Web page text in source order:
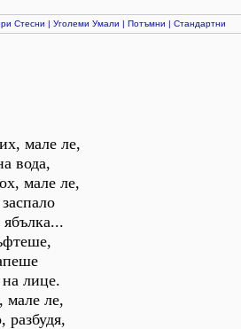
Стесни | Уголеми Умали | Потъмни | Стандартни
мале ле,
вода,
мале ле,
лице.
ле,
разбудя,